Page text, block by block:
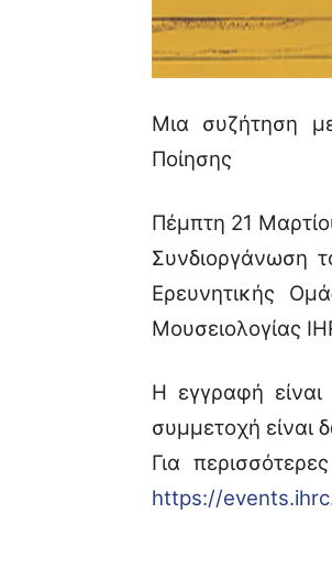
Μια συζήτηση
Ποίησης
Πέμπτη 21
Συνδιοργάνωση
Ερευνητικής
Μουσειολογίας
H εγγραφή
συμμετοχή είναι
Για
https://